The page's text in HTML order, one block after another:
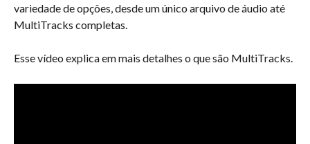
variedade de opções, desde um único arquivo de áudio até
MultiTracks completas.
Esse vídeo explica em mais detalhes o que são MultiTracks.